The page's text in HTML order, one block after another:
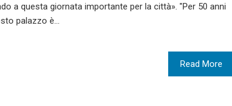
a questa giornata importante per la città». "Per 50 anni
palazzo è…
Read More